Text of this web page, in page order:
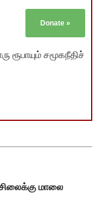
Donate »
சமூகநீதிச்
மாலை